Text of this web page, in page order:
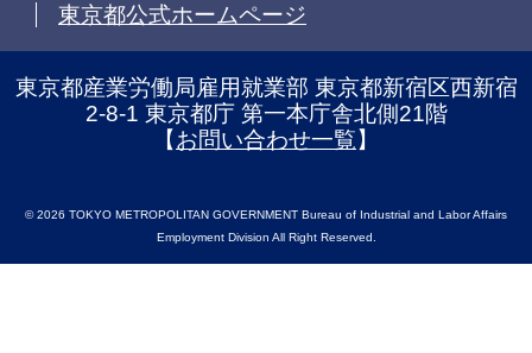
東京都公式ホームページ
東京都産業労働局雇用就業部 東京都新宿区西新宿
2-8-1 東京都庁 第一本庁舎北側21階
【お問い合わせ一覧】
© 2026 TOKYO METROPOLITAN GOVERNMENT Bureau of Industrial and Labor Affairs
Employment Division All Right Reserved.